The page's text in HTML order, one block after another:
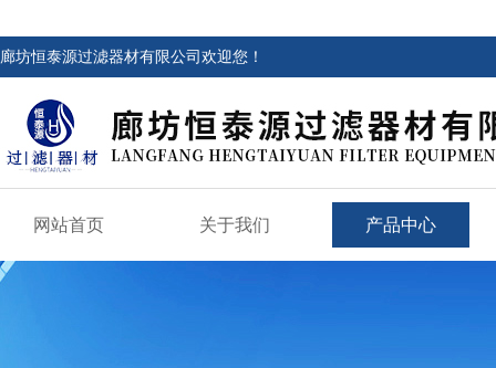
廊坊恒泰源过滤器材有限公司欢迎您！
网站首页 关于我们 产品中心